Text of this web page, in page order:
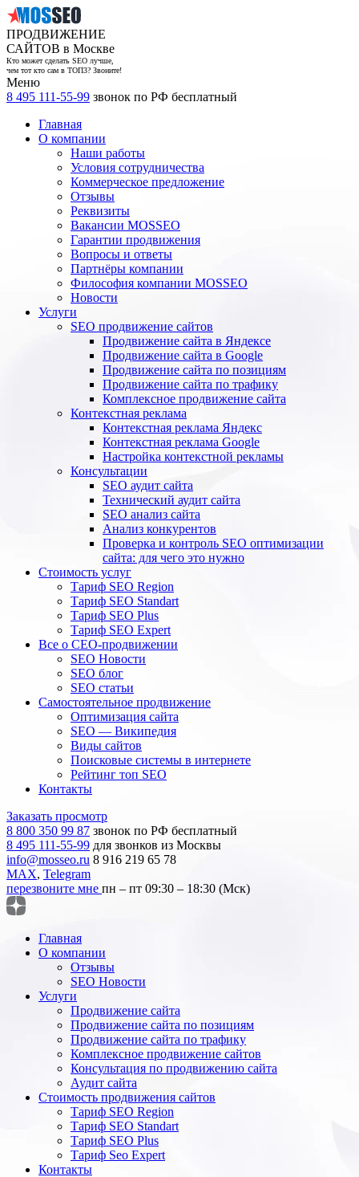
ПРОДВИЖЕНИЕ
САЙТОВ в Москве
Кто может сделать SEO лучше,
чем тот кто сам в ТОП3? Звоните!
Меню
8 495 111-55-99 звонок по РФ бесплатный
Главная
О компании
Наши работы
Условия сотрудничества
Коммерческое предложение
Отзывы
Реквизиты
Вакансии MOSSEO
Гарантии продвижения
Вопросы и ответы
Партнёры компании
Философия компании MOSSEO
Новости
Услуги
SEO продвижение сайтов
Продвижение сайта в Яндексе
Продвижение сайта в Google
Продвижение сайта по позициям
Продвижение сайта по трафику
Комплексное продвижение сайта
Контекстная реклама
Контекстная реклама Яндекс
Контекстная реклама Google
Настройка контекстной рекламы
Консультации
SEO аудит сайта
Технический аудит сайта
SEO анализ сайта
Анализ конкурентов
Проверка и контроль SEO оптимизации
сайта: для чего это нужно
Стоимость услуг
Тариф SEO Region
Тариф SEO Standart
Тариф SEO Plus
Тариф SEO Expert
Все о СЕО-продвижении
SEO Новости
SEO блог
SEO статьи
Самостоятельное продвижение
Оптимизация сайта
SEO — Википедия
Виды сайтов
Поисковые системы в интернете
Рейтинг топ SEO
Контакты
Заказать просмотр
8 800 350 99 87 звонок по РФ бесплатный
8 495 111-55-99 для звонков из Москвы
info@mosseo.ru 8 916 219 65 78
MAX, Telegram
перезвоните мне пн – пт 09:30 – 18:30 (Мск)
Главная
О компании
Отзывы
SEO Новости
Услуги
Продвижение сайта
Продвижение сайта по позициям
Продвижение сайта по трафику
Комплексное продвижение сайтов
Консультация по продвижению сайта
Аудит сайта
Стоимость продвижения сайтов
Тариф SEO Region
Тариф SEO Standart
Тариф SEO Plus
Тариф Seo Expert
Контакты